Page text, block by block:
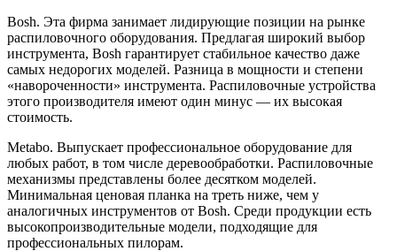
Bosh. Эта фирма занимает лидирующие позиции на рынке
распиловочного оборудования. Предлагая широкий выбор
инструмента, Bosh гарантирует стабильное качество даже
самых недорогих моделей. Разница в мощности и степени
«навороченности» инструмента. Распиловочные устройства
этого производителя имеют один минус — их высокая
стоимость.
Metabo. Выпускает профессиональное оборудование для
любых работ, в том числе деревообработки. Распиловочные
механизмы представлены более десятком моделей.
Минимальная ценовая планка на треть ниже, чем у
аналогичных инструментов от Bosh. Среди продукции есть
высокопроизводительные модели, подходящие для
профессиональных пилорам.